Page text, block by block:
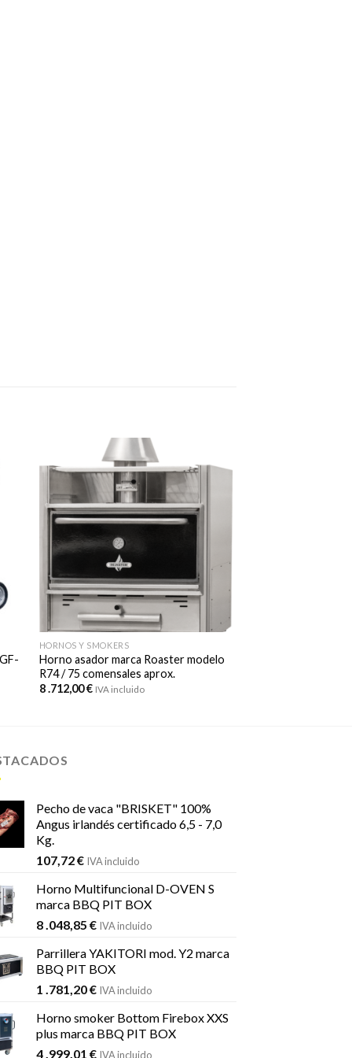
HORNOS Y SMOKERS
Horno asador marca Roaster modelo
R74 / 75 comensales aprox.
8 .712,00€ IVA incluido
Pecho de vaca "BRISKET" 100%
Angus irlandés certificado 6,5 - 7,0
Kg.
107,72€ IVA incluido
Horno Multifuncional D-OVEN S
marca BBQ PIT BOX
8 .048,85 € IVA incluido
Parrillera YAKITORI mod. Y2 marca
BBQ PIT BOX
1 .781,20€ IVA incluido
Horno smoker Bottom Firebox XXS
plus marca BBQ PIT BOX
4 .999,01 € IVA incluido